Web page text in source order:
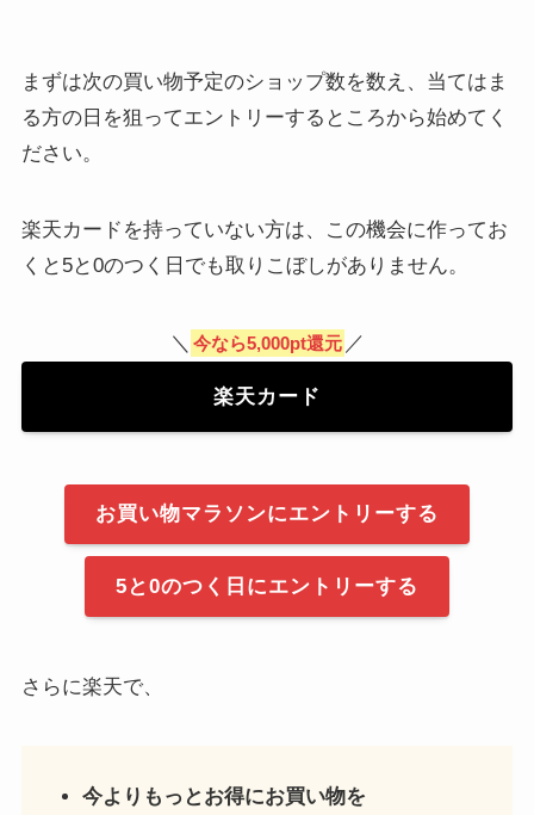
まずは次の買い物予定のショップ数を数え、当てはま
る方の日を狙ってエントリーするところから始めてく
ださい。
楽天カードを持っていない方は、この機会に作ってお
くと5と0のつく日でも取りこぼしがありません。
＼ 今なら5,000pt還元 ／
楽天カード
お買い物マラソンにエントリーする
5と0のつく日にエントリーする
さらに楽天で、
今よりもっとお得にお買い物を